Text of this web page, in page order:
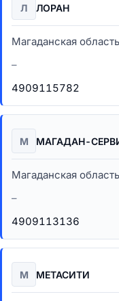
Л ЛОРАН
Магаданская область
–
4909115782
М МАГАДАН-
Магаданская область
–
4909113136
М МЕТАСИТИ